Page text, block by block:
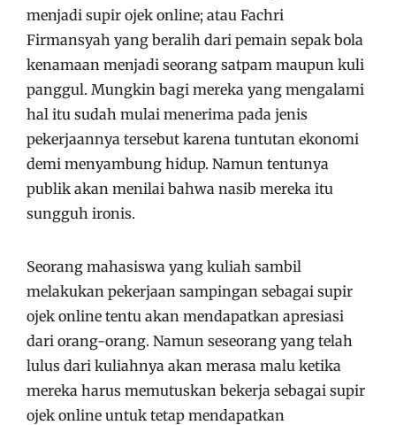
menjadi supir ojek online; atau Fachri
Firmansyah yang beralih dari pemain sepak bola
kenamaan menjadi seorang satpam maupun kuli
panggul. Mungkin bagi mereka yang mengalami
hal itu sudah mulai menerima pada jenis
pekerjaannya tersebut karena tuntutan ekonomi
demi menyambung hidup. Namun tentunya
publik akan menilai bahwa nasib mereka itu
sungguh ironis.
Seorang mahasiswa yang kuliah sambil
melakukan pekerjaan sampingan sebagai supir
ojek online tentu akan mendapatkan apresiasi
dari orang-orang. Namun seseorang yang telah
lulus dari kuliahnya akan merasa malu ketika
mereka harus memutuskan bekerja sebagai supir
ojek online untuk tetap mendapatkan